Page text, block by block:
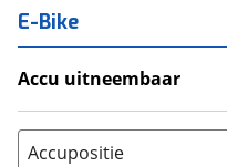
E-Bike
Accu uitneembaar
Nee, vast (9)
Accupositie